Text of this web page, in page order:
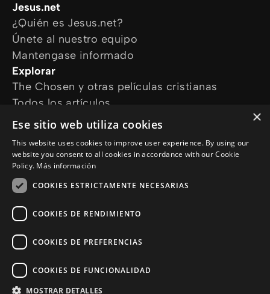
Jesus.net
¿Quién es Jesus.net?
Únete al nuestro equipo
Mantengase informado
Explorar
The Chosen y otras películas cristianas
Todos los artículos
Cursos online
¿Cómo podemos ayudarte?
Devocional diario
Necesito oración
Síguenos en
×
Ese sitio web utiliza cookies
This website uses cookies to improve user experience. By using our
website you consent to all cookies in accordance with our Cookie
Policy. Más información
COOKIES ESTRICTAMENTE NECESARIAS
COOKIES DE RENDIMIENTO
COOKIES DE PREFERENCIAS
COOKIES DE FUNCIONALIDAD
MOSTRAR DETALLES